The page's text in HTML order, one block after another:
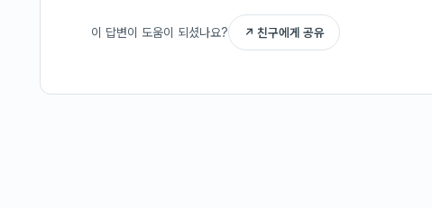
이 답변이 도움이 되셨나요? ↗ 친구에게 공유